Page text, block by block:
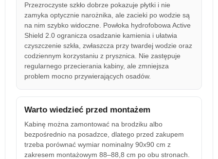
Przezroczyste szkło dobrze pokazuje płytki i nie
zamyka optycznie narożnika, ale zacieki po wodzie są
na nim szybko widoczne. Powłoka hydrofobowa Active
Shield 2.0 ogranicza osadzanie kamienia i ułatwia
czyszczenie szkła, zwłaszcza przy twardej wodzie oraz
codziennym korzystaniu z prysznica. Nie zastępuje
regularnego przecierania kabiny, ale zmniejsza
problem mocno przywierających osadów.
Warto wiedzieć przed montażem
Kabinę można zamontować na brodziku albo
bezpośrednio na posadzce, dlatego przed zakupem
trzeba porównać wymiar nominalny 90x90 cm z
zakresem montażowym 88–88,8 cm po obu stronach.